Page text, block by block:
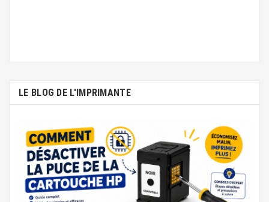
LE BLOG DE L'IMPRIMANTE